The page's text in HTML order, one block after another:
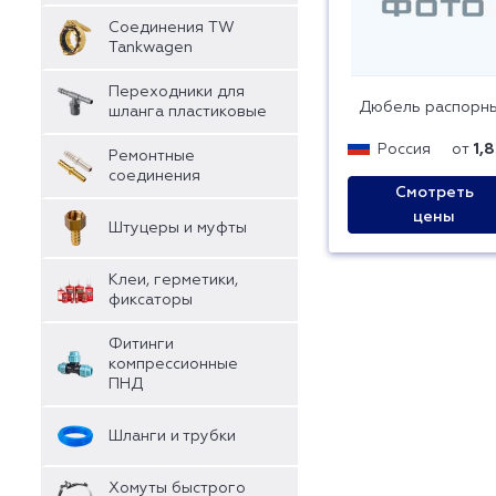
Соединения TW
Tankwagen
Переходники для
шланга пластиковые
Ремонтные
соединения
Штуцеры и муфты
Клеи, герметики,
фиксаторы
Фитинги
компрессионные
ПНД
Шланги и трубки
Хомуты быстрого
Дюбель
Россия от
Смотреть
цены